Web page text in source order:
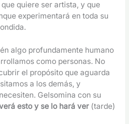
quiere ser artista, y que
experimentará en toda su
algo profundamente humano
como personas. No
el propósito que aguarda
a los demás, y
Gelsomina con su
esto y se lo hará ver(tarde)